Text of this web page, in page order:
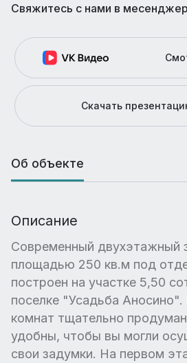
Свяжитесь с нами в
Скачать
Об объекте
Описание
Современный двухэтажный
площадью 250 кв.м под
построен на участке 5,50
поселке "Усадьба Аносино".
комнат тщательно
удобны, чтобы вы могли
свои задумки. На первом